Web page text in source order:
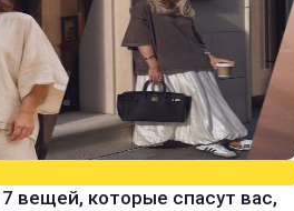
вещей, которые спасут вас,